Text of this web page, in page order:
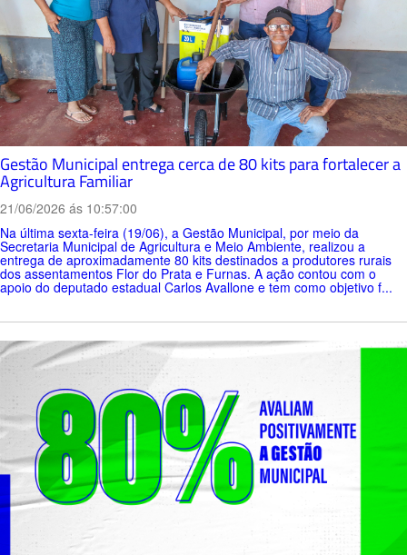
Gestão Municipal entrega cerca de 80 kits para fortalecer a
Agricultura Familiar
21/06/2026 ás 10:57:00
Na última sexta-feira (19/06), a Gestão Municipal, por meio da
Secretaria Municipal de Agricultura e Meio Ambiente, realizou a
entrega de aproximadamente 80 kits destinados a produtores rurais
dos assentamentos Flor do Prata e Furnas. A ação contou com o
apoio do deputado estadual Carlos Avallone e tem como objetivo f...